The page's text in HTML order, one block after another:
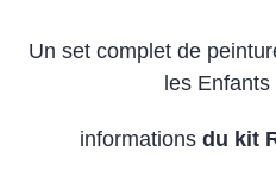
Un set complet de
les
informations du kit